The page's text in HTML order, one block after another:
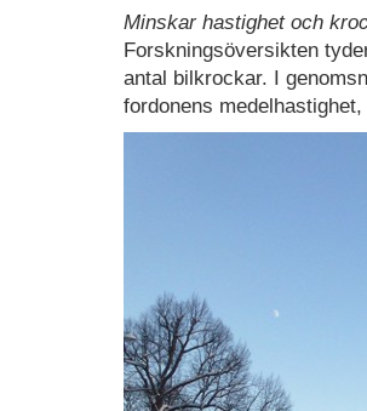
Minskar hastighet och
Forskningsöversikten
antal bilkrockar. I
fordonens